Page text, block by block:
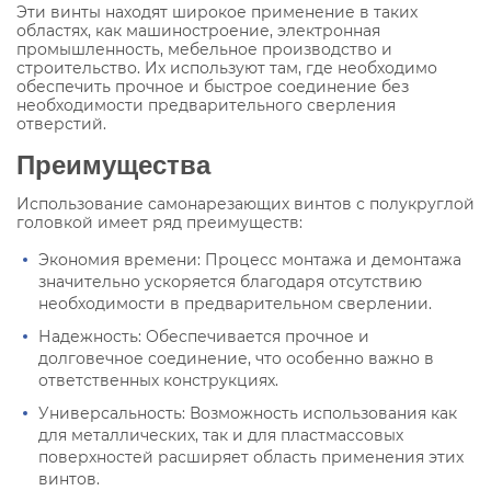
Эти винты находят широкое применение в таких
областях, как машиностроение, электронная
промышленность, мебельное производство и
строительство. Их используют там, где необходимо
обеспечить прочное и быстрое соединение без
необходимости предварительного сверления
отверстий.
Преимущества
Использование самонарезающих винтов с полукруглой
головкой имеет ряд преимуществ:
Экономия времени: Процесс монтажа и демонтажа
значительно ускоряется благодаря отсутствию
необходимости в предварительном сверлении.
Надежность: Обеспечивается прочное и
долговечное соединение, что особенно важно в
ответственных конструкциях.
Универсальность: Возможность использования как
для металлических, так и для пластмассовых
поверхностей расширяет область применения этих
винтов.